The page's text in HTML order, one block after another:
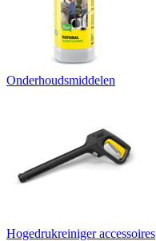
Onderhoudsmiddelen
Hogedrukreiniger accessoires